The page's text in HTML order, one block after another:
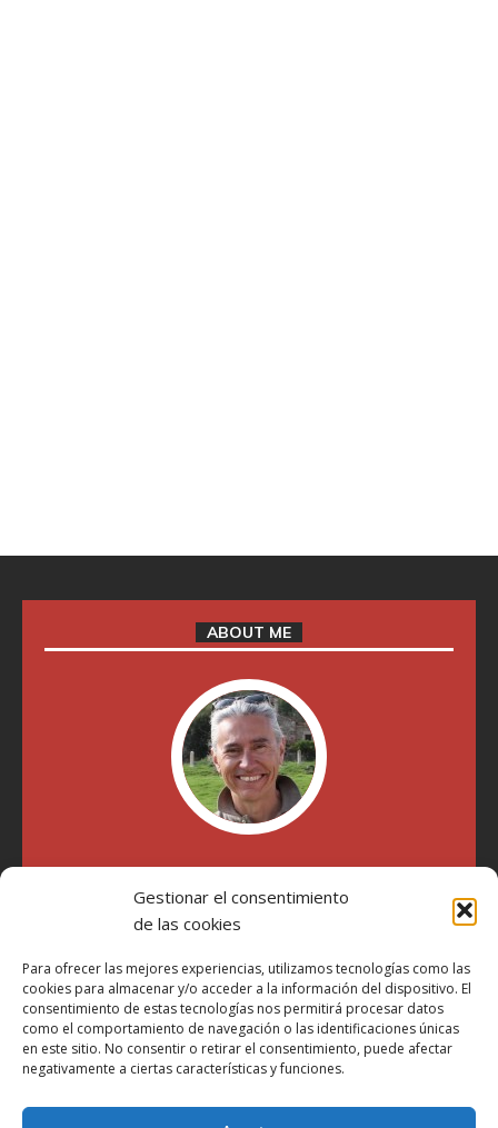
Gestionar el consentimiento
de las cookies
Para ofrecer las mejores experiencias, utilizamos tecnologías como las
cookies para almacenar y/o acceder a la información del dispositivo. El
consentimiento de estas tecnologías nos permitirá procesar datos
como el comportamiento de navegación o las identificaciones únicas
en este sitio. No consentir o retirar el consentimiento, puede afectar
negativamente a ciertas características y funciones.
ABOUT ME
"Soy Manel Hospido, nací en Valencia en 1969 y desde el
año 2007 he escrito sobre motos en distintos medios.
Millatrece.com es una apuesta por escribir sobre lo que me
participa"
Aviso Legal
Política de Privacidad